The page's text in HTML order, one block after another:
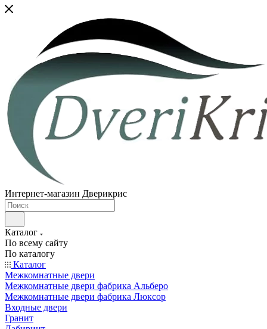
Интернет-магазин Дверикрис
Каталог
По всему сайту
По каталогу
Каталог
Межкомнатные двери
Межкомнатные двери фабрика Альберо
Межкомнатные двери фабрика Люксор
Входные двери
Гранит